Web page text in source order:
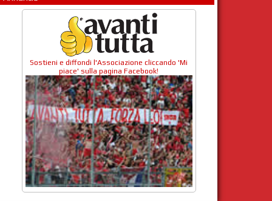
Sostieni e diffondi l'Associazione cliccando 'Mi
piace' sulla pagina Facebook!